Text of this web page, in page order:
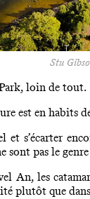
Stu
loin de tout.
est en
s’écarter
sont pas le
An, les
plutôt que